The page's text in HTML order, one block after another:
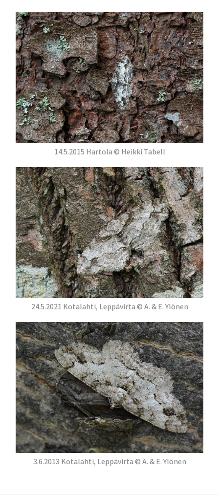
14.5.2015 Hartola © Heikki Tabell
24.5.2021 Kotalahti, Leppävirta © A. & E. Ylönen
3.6.2013 Kotalahti, Leppävirta © A. & E. Ylönen